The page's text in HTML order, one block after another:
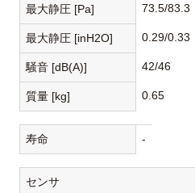
最大静圧 [Pa] 73.5/83.3
最大静圧 [inH2O] 0.29/0.33
騒音 [dB(A)] 42/46
質量 [kg] 0.65
寿命 -
センサ